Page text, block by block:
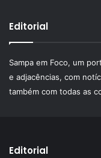
Editorial
Sampa em Foco, um
e adjacências, com
também com todas as
Editorial